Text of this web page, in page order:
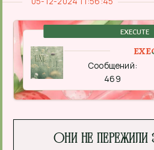
EXECUTE
Сообщений:
469
Они не пережили